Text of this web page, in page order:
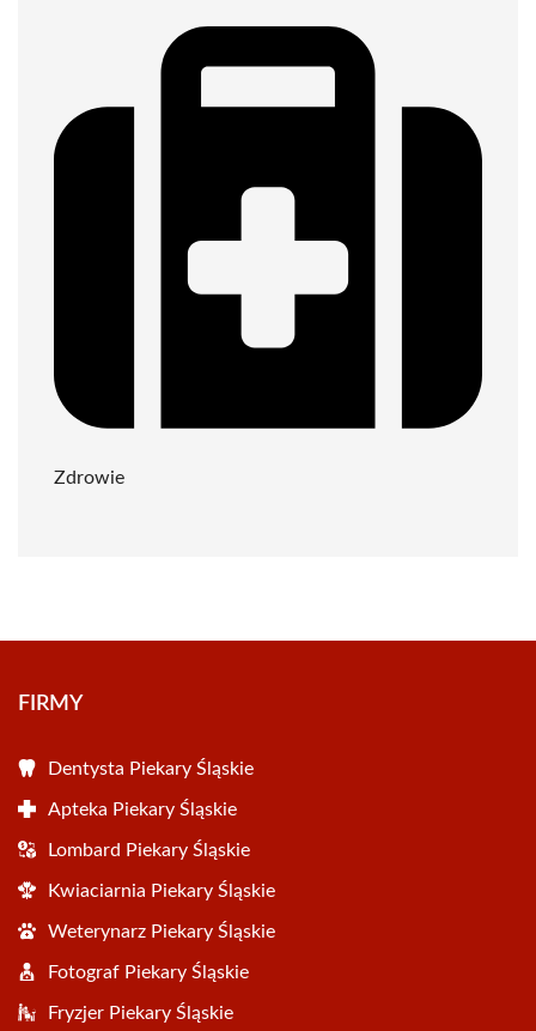
Zdrowie
FIRMY
Dentysta Piekary Śląskie
Apteka Piekary Śląskie
Lombard Piekary Śląskie
Kwiaciarnia Piekary Śląskie
Weterynarz Piekary Śląskie
Fotograf Piekary Śląskie
Fryzjer Piekary Śląskie